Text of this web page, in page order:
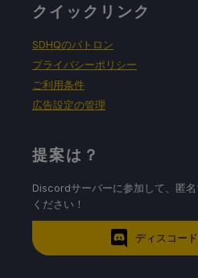
クイックリンク
SDHQのパトロン
プライバシーポリシー
ご利用条件
広告設定の管理
提案は？
Discordサーバーに参加して、匿
ください！
ディスコー